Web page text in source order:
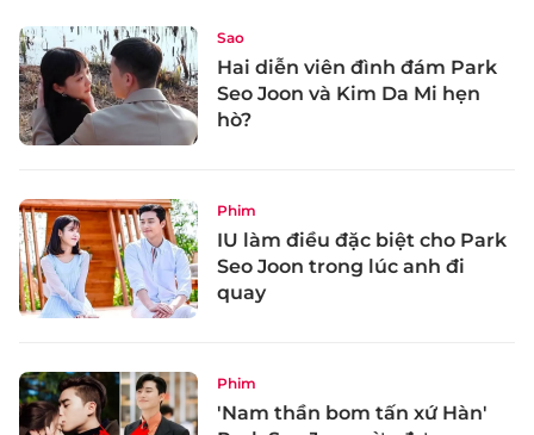
Sao
Hai diễn viên đình đám Park
Seo Joon và Kim Da Mi hẹn
hò?
Phim
IU làm điều đặc biệt cho Park
Seo Joon trong lúc anh đi
quay
Phim
'Nam thần bom tấn xứ Hàn'